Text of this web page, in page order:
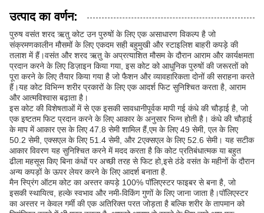
उत्पाद का वर्णन:
पुरुष वसंत शरद ऋतु कोट उन पुरुषों के लिए एक असाधारण विकल्प है जो
संक्रमणकालीन मौसमों के लिए एकदम सही बहुमुखी और स्टाइलिश बाहरी कपड़े की
तलाश में हैं।वसंत और शरद ऋतु के अप्रत्याशित मौसम के दौरान आराम और कार्यक्षमता
प्रदान करने के लिए डिज़ाइन किया गया, इस कोट को आधुनिक पुरुषों की जरूरतों को
पूरा करने के लिए तैयार किया गया है जो फैशन और व्यावहारिकता दोनों की सराहना करते
हैं।यह कोट विभिन्न शरीर प्रकारों के लिए एक आदर्श फिट सुनिश्चित करता है, आराम
और आत्मविश्वास बढ़ाता है।
इस कोट की विशेषताओं में से एक इसकी सावधानीपूर्वक मापी गई कंधे की चौड़ाई है, जो
एक इष्टतम फिट प्रदान करने के लिए आकार के अनुसार भिन्न होती है। कंधे की चौड़ाई
के माप में आकार एस के लिए 47.8 सेमी शामिल हैं,एम के लिए 49 सेमी, एल के लिए
50.2 सेमी, एक्सएल के लिए 51.4 सेमी, और 2एक्सएल के लिए 52.6 सेमी। यह सटीक
आकार विवरण यह सुनिश्चित करने में मदद करता है कि कोट प्रतिबंधात्मक या बहुत
ढीला महसूस किए बिना कंधों पर अच्छी तरह से फिट हो,इसे ठंडे वसंत के महीनों के दौरान
अन्य कपड़ों के ऊपर लेयर करने के लिए आदर्श बनाता है.
मैन स्प्रिंग ऑटम कोट का अस्तर कपड़े 100% पॉलिएस्टर फाइबर से बना है, जो
इसकी स्थायित्व, हल्के स्वभाव और नमी-विकिंग गुणों के लिए जाना जाता है।पॉलिएस्टर
का अस्तर न केवल गर्मी की एक अतिरिक्त परत जोड़ता है बल्कि शरीर के तापमान को